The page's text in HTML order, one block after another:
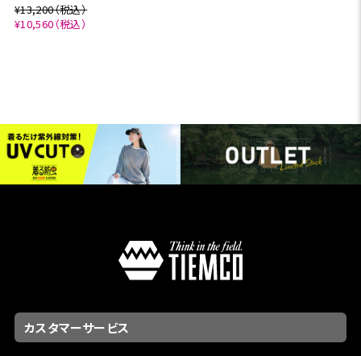
¥13,200（税込）
¥10,560（税込）
カスタマーサービス